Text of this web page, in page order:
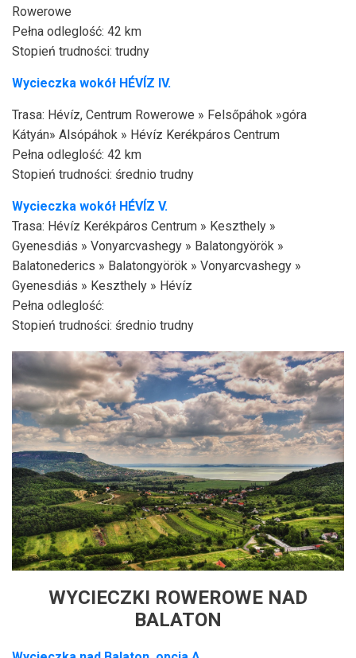
Rowerowe
Pełna odleglość: 42 km
Stopień trudności: trudny
Wycieczka wokół HÉVÍZ IV.
Trasa: Hévíz, Centrum Rowerowe » Felsőpáhok »góra
Kátyán» Alsópáhok » Hévíz Kerékpáros Centrum
Pełna odleglość: 42 km
Stopień trudności: średnio trudny
Wycieczka wokół HÉVÍZ V.
Trasa: Hévíz Kerékpáros Centrum » Keszthely »
Gyenesdiás » Vonyarcvashegy » Balatongyörök »
Balatonederics » Balatongyörök » Vonyarcvashegy »
Gyenesdiás » Keszthely » Hévíz
Pełna odleglość:
Stopień trudności: średnio trudny
WYCIECZKI ROWEROWE NAD
BALATON